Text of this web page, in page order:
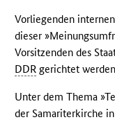
Vorliegenden
dieser
Vorsitzenden des
DDR gerichtet
Unter dem Thema
der Samariterkirche